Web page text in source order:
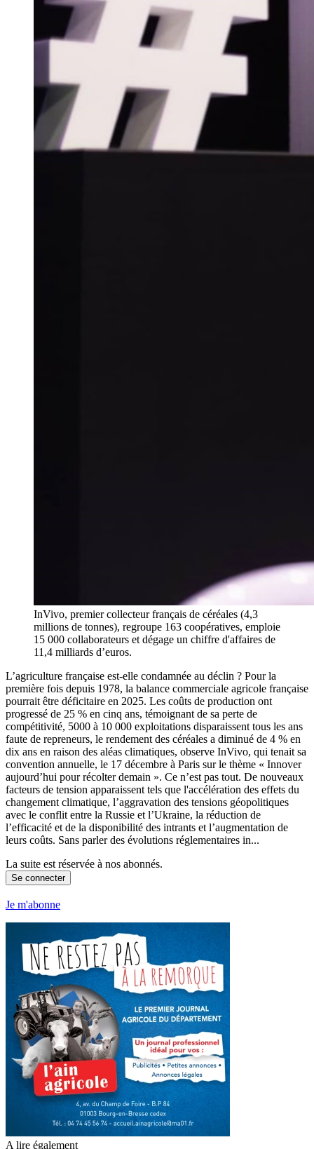
InVivo, premier collecteur français de céréales (4,3
millions de tonnes), regroupe 163 coopératives, emploie
15 000 collaborateurs et dégage un chiffre d'affaires de
11,4 milliards d’euros.
L’agriculture française est-elle condamnée au déclin ? Pour la
première fois depuis 1978, la balance commerciale agricole française
pourrait être déficitaire en 2025. Les coûts de production ont
progressé de 25 % en cinq ans, témoignant de sa perte de
compétitivité, 5000 à 10 000 exploitations disparaissent tous les ans
faute de repreneurs, le rendement des céréales a diminué de 4 % en
dix ans en raison des aléas climatiques, observe InVivo, qui tenait sa
convention annuelle, le 17 décembre à Paris sur le thème « Innover
aujourd’hui pour récolter demain ». Ce n’est pas tout. De nouveaux
facteurs de tension apparaissent tels que l'accélération des effets du
changement climatique, l’aggravation des tensions géopolitiques
avec le conflit entre la Russie et l’Ukraine, la réduction de
l’efficacité et de la disponibilité des intrants et l’augmentation de
leurs coûts. Sans parler des évolutions réglementaires in...
La suite est réservée à nos abonnés.
Se connecter
Je m'abonne
A lire également